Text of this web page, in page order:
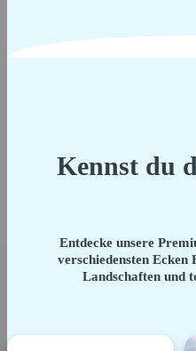
Kennst du
Entdecke unsere
verschiedensten Ecken
Landschaften und